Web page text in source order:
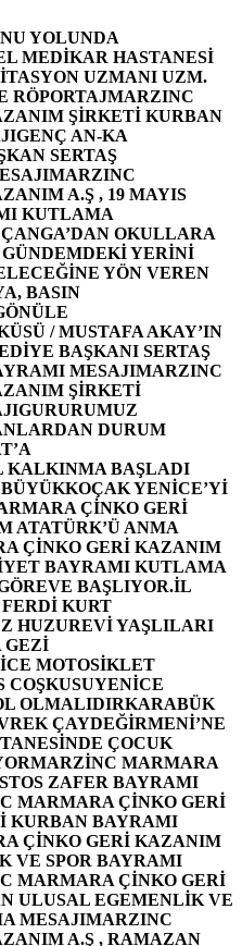
YOLUNDA
MEDİKAR HASTANESİ
UZMANI UZM.
RÖPORTAJMARZINC
ŞİRKETİ KURBAN
GENÇ AN-KA
SERTAŞ
MARZINC
A.Ş , 19 MAYIS
KUTLAMA
OKULLARA
YERİNİ
YÖN VEREN
BASIN
/ MUSTAFA AKAY’IN
BAŞKANI SERTAŞ
MESAJIMARZINC
ŞİRKETİ
GURURUMUZ
DURUM
KALKINMA BAŞLADI
YENİCE’Yİ
ÇİNKO GERİ
ATATÜRK’Ü ANMA
ÇİNKO GERİ KAZANIM
BAYRAMI KUTLAMA
BAŞLIYOR.İL
KURT
HUZUREVİ YAŞLILARI
GEZİ
MOTOSİKLET
COŞKUSUYENİCE
OLMALIDIRKARABÜK
ÇAYDEĞİRMENİ’NE
ÇOCUK
MARZİNC MARMARA
ZAFER BAYRAMI
MARMARA ÇİNKO GERİ
KURBAN BAYRAMI
ÇİNKO GERİ KAZANIM
VE SPOR BAYRAMI
MARMARA ÇİNKO GERİ
ULUSAL EGEMENLİK VE
MESAJIMARZINC
A.Ş , RAMAZAN